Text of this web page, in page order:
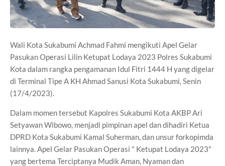
Wali Kota Sukabumi Achmad Fahmi mengikuti Apel Gelar
Pasukan Operasi Lilin Ketupat Lodaya 2023 Polres Sukabumi
Kota dalam rangka pengamanan Idul Fitri 1444 H yang digelar
di Terminal Tipe A KH Ahmad Sanusi Kota Sukabumi, Senin
(17/4/2023).
Dalam momen tersebut Kapolres Sukabumi Kota AKBP Ari
Setyawan Wibowo, menjadi pimpinan apel dan dihadiri Ketua
DPRD Kota Sukabumi Kamal Suherman, dan unsur forkopimda
lainnya. Apel Gelar Pasukan Operasi " Ketupat Lodaya 2023"
yang bertema Terciptanya Mudik Aman, Nyaman dan